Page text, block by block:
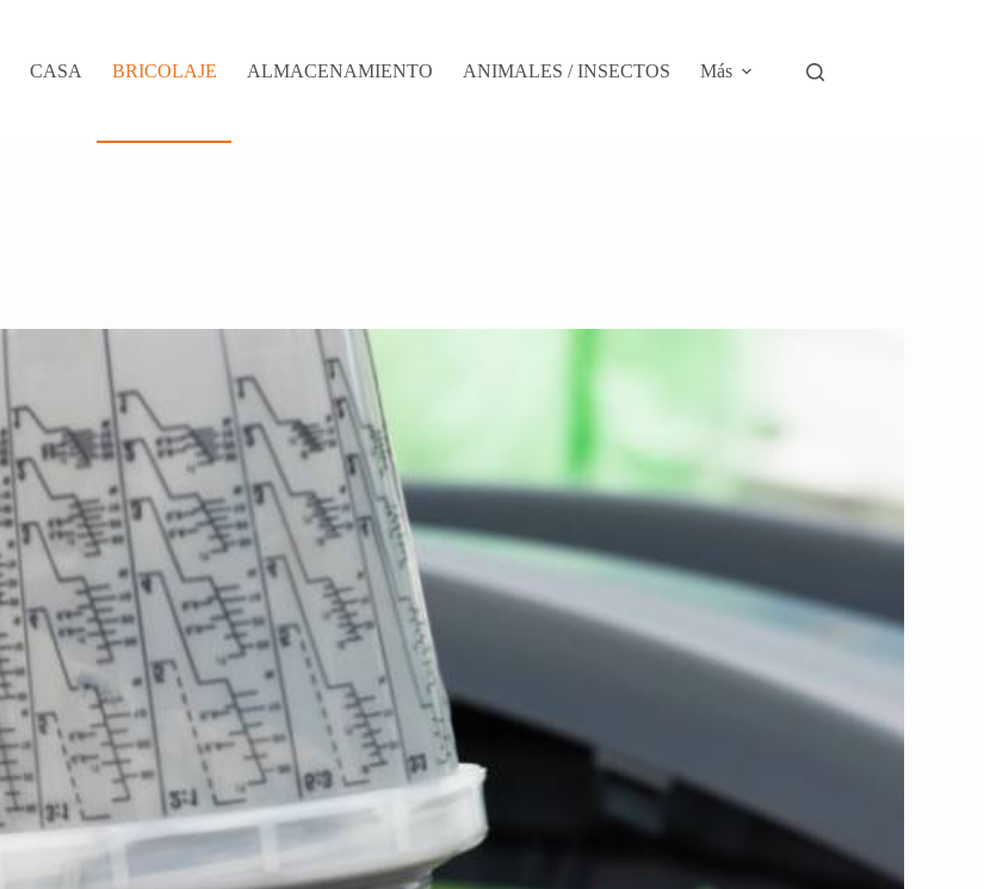
CASA BRICOLAJE ALMACENAMIENTO ANIMALES / INSECTOS Más